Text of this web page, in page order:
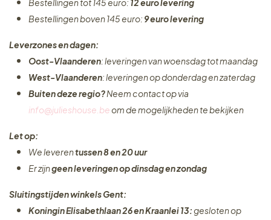
Bestellingen tot 145 euro: 12 euro levering
Bestellingen boven 145 euro: 9 euro levering
Leverzones en dagen:
Oost-Vlaanderen: leveringen van woensdag tot maandag
West-Vlaanderen: leveringen op donderdag en zaterdag
Buiten deze regio?Neem contact op via
info@julieshouse.beom de mogelijkheden te bekijken
Let op:
We leverentussen 8 en 20 uur
Er zijngeen leveringenop dinsdag en zondag
Sluitingstijden winkels Gent:
Koningin Elisabethlaan 26 en Kraanlei 13:gesloten op